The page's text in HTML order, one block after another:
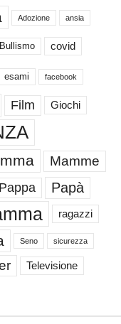
Adozione ansia
Bullismo covid
esami facebook
Film Giochi
Mamme
Pappa Papà
ragazzi
Seno sicurezza
Televisione